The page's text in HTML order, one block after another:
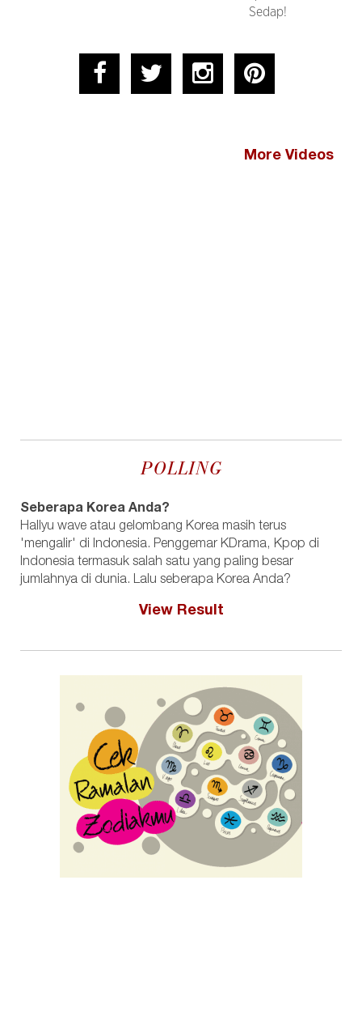
Sedap!
More Videos
POLLING
Seberapa Korea Anda?
Hallyu wave atau gelombang Korea masih terus
'mengalir' di Indonesia. Penggemar KDrama, Kpop di
Indonesia termasuk salah satu yang paling besar
jumlahnya di dunia. Lalu seberapa Korea Anda?
View Result